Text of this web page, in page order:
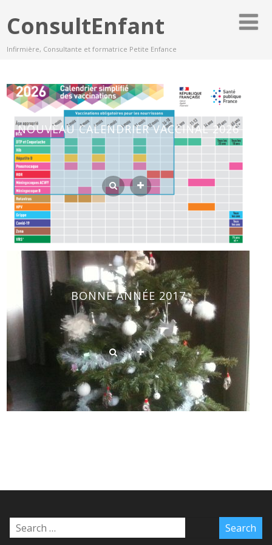
ConsultEnfant
Infirmière, Consultante et formatrice Petite Enfance
NOUVEAU CALENDRIER VACCINAL 2026
BONNE ANNÉE 2017